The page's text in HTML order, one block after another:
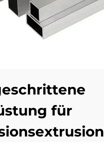
für